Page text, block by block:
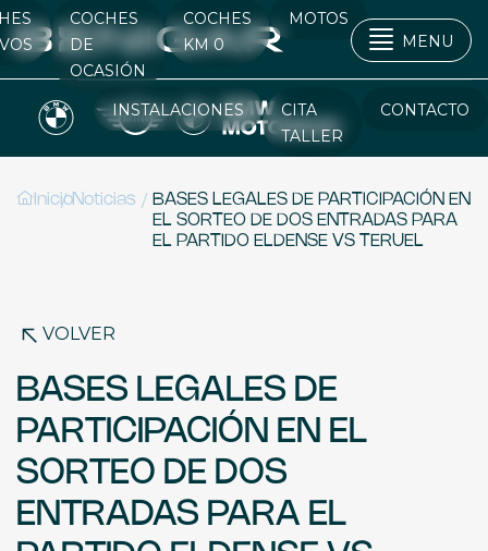
COCHES
DE
OCASIÓN
COCHES
KM 0
MOTOS
MENU
INSTALACIONES
CITA
TALLER
CONTACTO
Inicio
/ Noticias / BASES LEGALES DE PARTICIPACIÓN EN
EL SORTEO DE DOS ENTRADAS PARA
EL PARTIDO ELDENSE VS TERUEL
VOLVER
BASES LEGALES DE
PARTICIPACIÓN EN EL
SORTEO DE DOS
ENTRADAS PARA EL